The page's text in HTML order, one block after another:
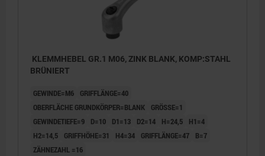
KLEMMHEBEL GR.1 M06, ZINK BLANK, KOMP:STAHL
BRÜNIERT
GEWINDE=M6
GRIFFLÄNGE=40
OBERFLÄCHE GRUNDKÖRPER=BLANK
GRÖSSE=1
GEWINDETIEFE=9
D=10 D1=13 D2=14 H=24,5
H1=4
H2=14,5
GRIFFHÖHE=31 H4=34 GRIFFLÄNGE=47
B=7
ZÄHNEZAHL =16